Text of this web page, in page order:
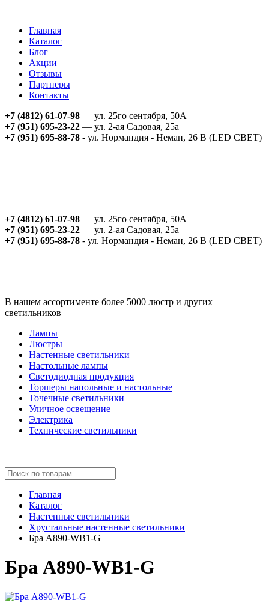
Главная
Каталог
Блог
Акции
Отзывы
Партнеры
Контакты
+7 (4812) 61-07-98 — ул. 25го сентября, 50А
+7 (951) 695-23-22 — ул. 2-ая Садовая, 25а
+7 (951) 695-88-78 - ул. Нормандия - Неман, 26 В (LED СВЕТ)
+7 (4812) 61-07-98 — ул. 25го сентября, 50А
+7 (951) 695-23-22 — ул. 2-ая Садовая, 25а
+7 (951) 695-88-78 - ул. Нормандия - Неман, 26 В (LED СВЕТ)
В нашем ассортименте более 5000 люстр и других
светильников
Лампы
Люстры
Настенные светильники
Настольные лампы
Светодиодная продукция
Торшеры напольные и настольные
Точечные светильники
Уличное освещение
Электрика
Технические светильники
Главная
Каталог
Настенные светильники
Хрустальные настенные светильники
Бра A890-WB1-G
Бра A890-WB1-G